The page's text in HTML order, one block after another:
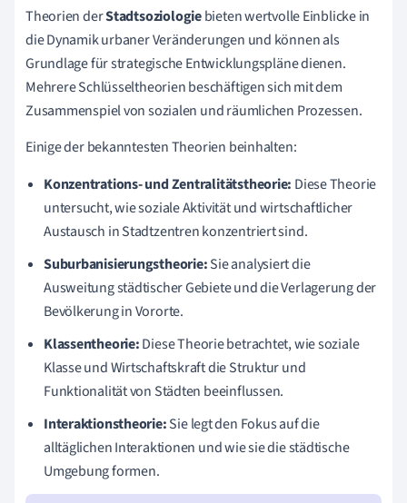
Theorien derStadtsoziologiebieten wertvolle Einblicke in
die Dynamik urbaner Veränderungen und können als
Grundlage für strategische Entwicklungspläne dienen.
Mehrere Schlüsseltheorien beschäftigen sich mit dem
Zusammenspiel von sozialen und räumlichen Prozessen.
Einige der bekanntesten Theorien beinhalten:
Konzentrations- und Zentralitätstheorie: Diese Theorie
untersucht, wie soziale Aktivität und wirtschaftlicher
Austausch in Stadtzentren konzentriert sind.
Suburbanisierungstheorie:Sie analysiert die
Ausweitung städtischer Gebiete und die Verlagerung der
Bevölkerung in Vororte.
Klassentheorie:Diese Theorie betrachtet, wie soziale
Klasse und Wirtschaftskraft die Struktur und
Funktionalität von Städten beeinflussen.
Interaktionstheorie:Sie legt den Fokus auf die
alltäglichen Interaktionen und wie sie die städtische
Umgebung formen.